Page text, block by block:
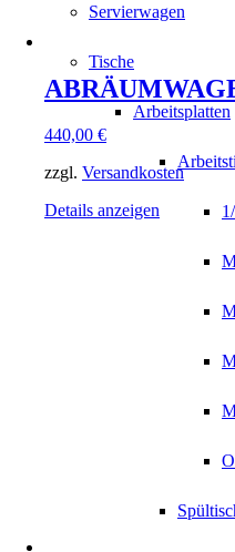
Servierwagen
Tische
Arbeitsplatten
440,00 €
zzgl. Versandkosten
Details anzeigen